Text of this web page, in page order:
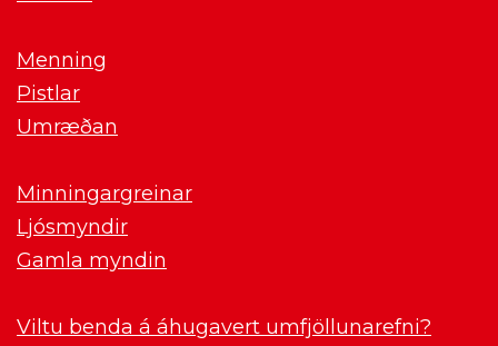
Menning
Pistlar
Umræðan
Minningargreinar
Ljósmyndir
Gamla myndin
Viltu benda á áhugavert umfjöllunarefni?